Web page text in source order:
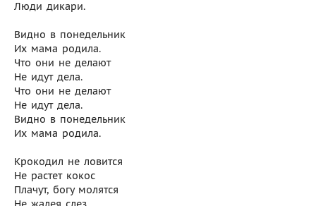
Люди дикари.
Видно в понедельник
Их мама родила.
Что они не делают
Не идут дела.
Что они не делают
Не идут дела.
Видно в понедельник
Их мама родила.
Крокодил не ловится
Не растет кокос
Плачут, богу молятся